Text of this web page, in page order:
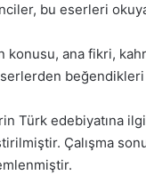
bu eserleri
konusu, ana fikri,
beğendikleri
Türk edebiyatına
Çalışma